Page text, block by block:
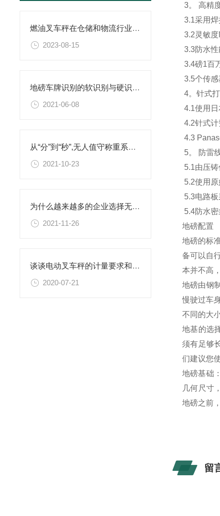
燃油叉车秤在仓储和物流行业中发挥着重要的作用
2023-08-15
地磅车牌识别的软识别与硬识别有什么优势
2021-06-08
从“分”到“秒”,无人值守称重系统降本增效
2021-10-23
为什么越来越多的企业选择无人值守称重系统
2021-11-26
谈谈电动叉车秤的计量要求和检测标准
2020-07-21
3。 高精
3.1采用
3.2灵敏
3.3防水
3.4磅1百
3.5个传
4。针式
4.1使用
4.2针式
4.3
5。 防雷
5.1由压
5.2使用
5.3电路
5.4防水
地磅配置
地磅的标
备可以自
本并不高
地磅由钢
慢驶过车
不同的大
地基的选
须有足够
们建议您
地磅基础
几何尺寸
地磅之前
留